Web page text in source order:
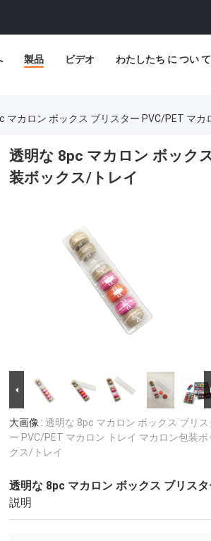
製品 ビデオ わたしたち に つい て
マカロン ボックス ブリスター PVC/PET マ
透明な 8pc マカロン ボック
装ボックス/トレイ
大画像 : 透明な 8pc マカロン ボックス ブリス
ー PVC/PET マカロン トレイ マカロン包装ボ
クス/トレイ
透明な 8pc マカロン ボックス ブリス
説明